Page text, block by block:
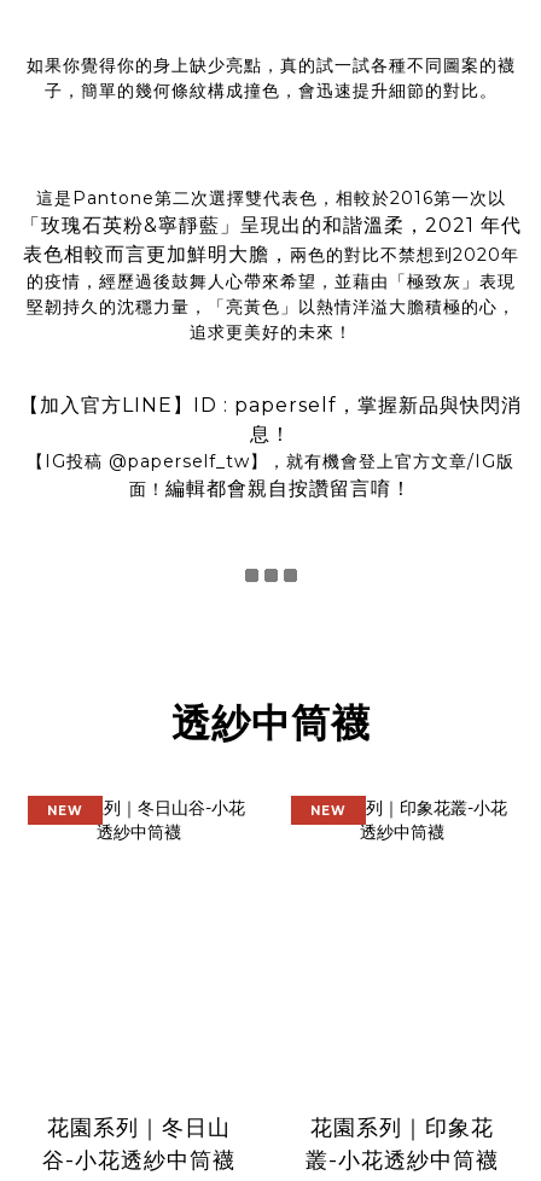
如果你覺得你的身上缺少亮點，真的試一試各種不同圖案的襪
子，簡單的幾何條紋構成撞色，會迅速提升細節的對比。
這是Pantone第二次選擇雙代表色，相較於2016第一次以
「玫瑰石英粉&寧靜藍」呈現出的和諧溫柔，2021 年代
表色相較而言更加鮮明大膽， 兩色的對比不禁想到2020年
的疫情，經歷過後鼓舞人心帶來希望，並藉由「極致灰」表現
堅韌持久的沈穩力量，「亮黃色」以熱情洋溢大膽積極的心，
追求更美好的未來！
【加入官方LINE】ID : paperself，掌握新品與快閃消
息！
【IG投稿 @paperself_tw】，就有機會登上官方文章/IG版
面！ 編輯都會親自按讚留言唷！
透紗中筒襪
NEW
花園系列｜冬日山
谷-小花透紗中筒襪
NEW
花園系列｜印象花
叢-小花透紗中筒襪